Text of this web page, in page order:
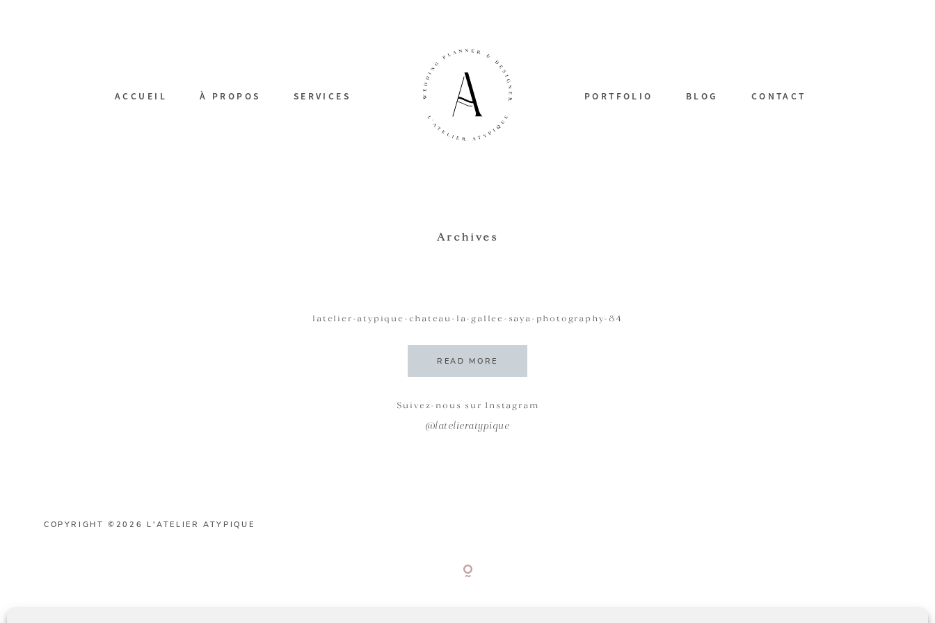
ACCUEIL À PROPOS SERVICES PORTFOLIO BLOG CONTACT
Archives
latelier-atypique-chateau-la-gallee-saya-photography-84
READ MORE
Suivez-nous sur Instagram
@latelieratypique
COPYRIGHT ©2026 L'ATELIER ATYPIQUE